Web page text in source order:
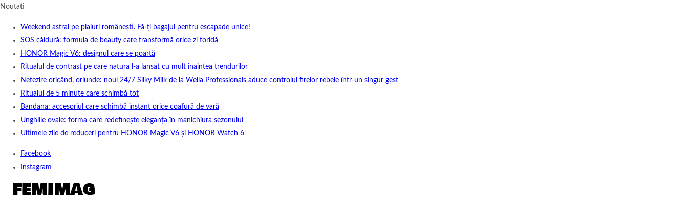
Noutati
Weekend astral pe plaiuri românești. Fă-ți bagajul pentru escapade unice!
SOS căldură: formula de beauty care transformă orice zi toridă
HONOR Magic V6: designul care se poartă
Ritualul de contrast pe care natura l-a lansat cu mult înaintea trendurilor
Netezire oricând, oriunde: noul 24/7 Silky Milk de la Wella Professionals aduce controlul firelor rebele într-un singur gest
Ritualul de 5 minute care schimbă tot
Bandana: accesoriul care schimbă instant orice coafură de vară
Unghiile ovale: forma care redefinește eleganța în manichiura sezonului
Ultimele zile de reduceri pentru HONOR Magic V6 și HONOR Watch 6
Facebook
Instagram